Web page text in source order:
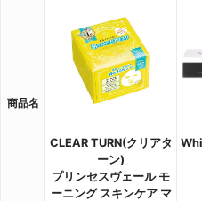
商品名
CLEAR TURN(クリアタ
ーン)
プリンセスヴェール モ
ーニング スキンケア マ